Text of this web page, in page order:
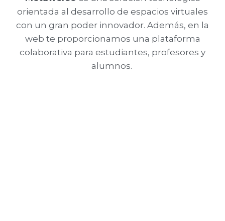
orientada al desarrollo de espacios virtuales
con un gran poder innovador. Además, en la
web te proporcionamos una plataforma
colaborativa para estudiantes, profesores y
alumnos.